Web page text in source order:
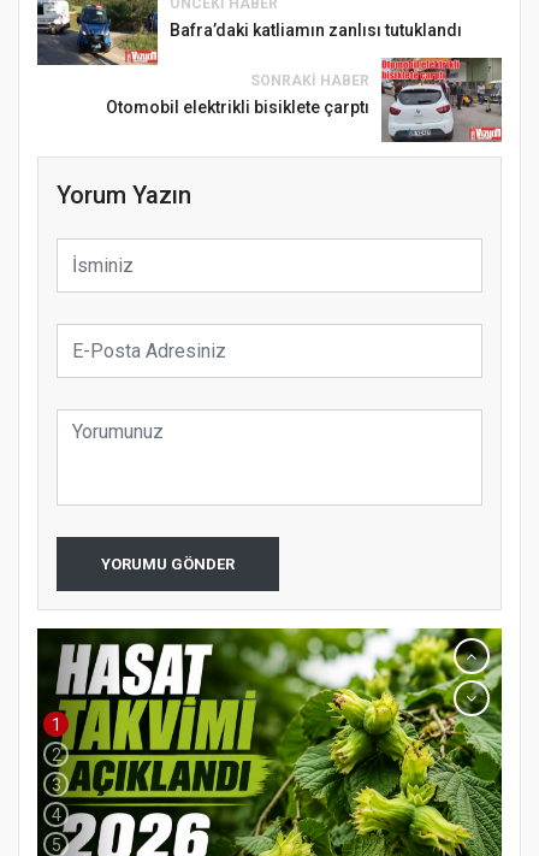
ÖNCEKI HABER
Bafra’daki katliamın zanlısı tutuklandı
SONRAKI HABER
Otomobil elektrikli bisiklete çarptı
Yorum Yazın
YORUMU GÖNDER
1
2
3
4
5